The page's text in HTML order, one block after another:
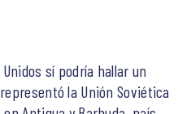
sí podría hallar un
la Unión Soviética